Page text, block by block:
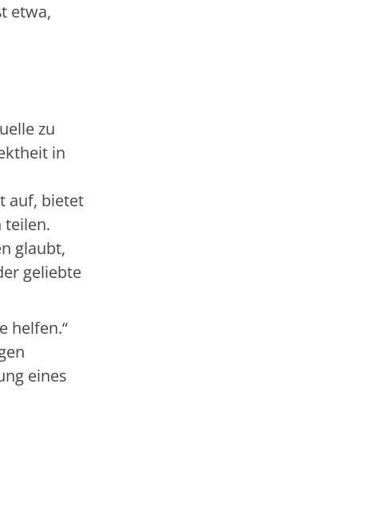
etwa,
zu
in
auf, bietet
teilen.
glaubt,
geliebte
helfen.“
eines